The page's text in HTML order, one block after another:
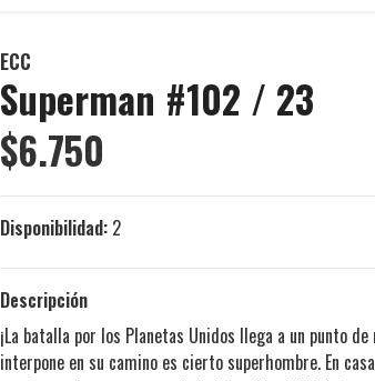
ECC
Superman #102 / 23
$6.750
Disponibilidad: 2
Descripción
¡La batalla por los Planetas Unidos llega a un punto
interpone en su camino es cierto superhombre. En